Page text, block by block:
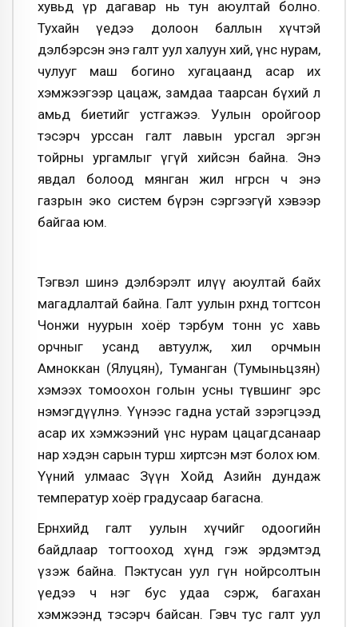
хувьд үр дагавар нь тун аюултай болно.
Тухайн үедээ долоон баллын хүчтэй
дэлбэрсэн энэ галт уул халуун хий, үнс нурам,
чулууг маш богино хугацаанд асар их
хэмжээгээр цацаж, замдаа таарсан бүхий л
амьд биетийг устгажээ. Уулын оройгоор
тэсэрч урссан галт лавын урсгал эргэн
тойрны ургамлыг үгүй хийсэн байна. Энэ
явдал болоод мянган жил өнгөрсөн ч энэ
газрын эко систем бүрэн сэргээгүй хэвээр
байгаа юм.
Тэгвэл шинэ дэлбэрэлт илүү аюултай байх
магадлалтай байна. Галт уулын өрхөнд тогтсон
Чонжи нуурын хоёр тэрбум тонн ус хавь
орчныг усанд автуулж, хил орчмын
Амноккан (Ялуцян), Туманган (Тумыньцзян)
хэмээх томоохон голын усны түвшинг эрс
нэмэгдүүлнэ. Үүнээс гадна устай зэрэгцээд
асар их хэмжээний үнс нурам цацагдсанаар
нар хэдэн сарын турш хиртсэн мэт болох юм.
Үүний улмаас Зүүн Хойд Азийн дундаж
температур хоёр градусаар багасна.
Ерөнхийдөө галт уулын хүчийг одоогийн
байдлаар тогтооход хүнд гэж эрдэмтэд
үзэж байна. Пэктусан уул гүн нойрсолтын
үедээ ч нэг бус удаа сэрж, багахан
хэмжээнд тэсэрч байсан. Гэвч тус галт уул